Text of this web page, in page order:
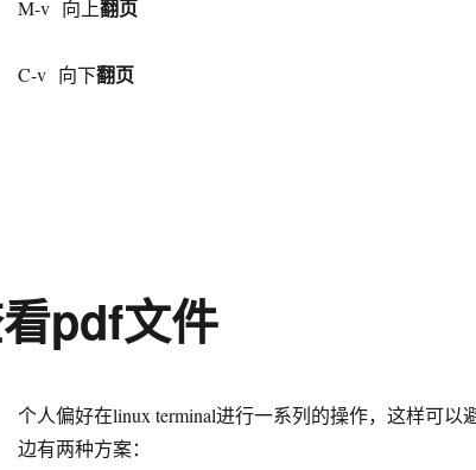
M-v 向上翻页
C-v 向下翻页
pdf文件
个人偏好在linux terminal进行一系列的操作，这样可以
边有两种方案：